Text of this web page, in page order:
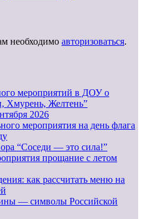
необходимо авторизоваться.
мероприятий в ДОУ о
Хмурень, Желтень”
2026
мероприятия на день флага
“Соседи — это сила!”
прощание с летом
как рассчитать меню на
— символы Российской